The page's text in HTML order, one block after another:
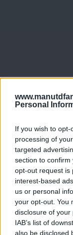
Personal
If you wish to
processing of
targeted
section to
opt-out request is
interest-based
us or personal
your opt-out. You
disclosure of
IAB’s list of
also be disclosed